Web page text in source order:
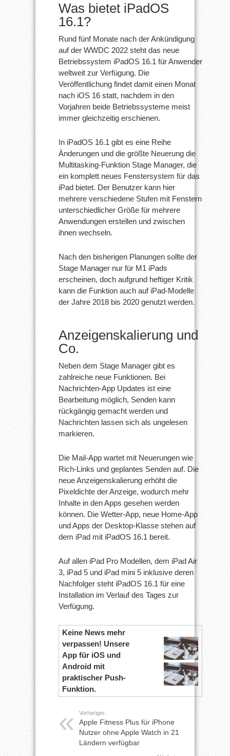
Was bietet iPadOS
16.1?
Rund fünf Monate nach der Ankündigung
auf der WWDC 2022 steht das neue
Betriebssystem iPadOS 16.1 für Anwender
weltweit zur Verfügung. Die
Veröffentlichung findet damit einen Monat
nach iOS 16 statt, nachdem in den
Vorjahren beide Betriebssysteme meist
immer gleichzeitig erschienen.
In iPadOS 16.1 gibt es eine Reihe
Änderungen und die größte Neuerung die
Multitasking-Funktion Stage Manager, die
ein komplett neues Fenstersystem für das
iPad bietet. Der Benutzer kann hier
mehrere verschiedene Stufen mit Fenstern
unterschiedlicher Größe für mehrere
Anwendungen erstellen und zwischen
ihnen wechseln.
Nach den bisherigen Planungen sollte der
Stage Manager nur für M1 iPads
erscheinen, doch aufgrund heftiger Kritik
kann die Funktion auch auf iPad-Modelle
der Jahre 2018 bis 2020 genutzt werden.
Anzeigenskalierung und
Co.
Neben dem Stage Manager gibt es
zahlreiche neue Funktionen. Bei
Nachrichten-App Updates ist eine
Bearbeitung möglich, Senden kann
rückgängig gemacht werden und
Nachrichten lassen sich als ungelesen
markieren.
Die Mail-App wartet mit Neuerungen wie
Rich-Links und geplantes Senden auf. Die
neue Anzeigenskalierung erhöht die
Pixeldichte der Anzeige, wodurch mehr
Inhalte in den Apps gesehen werden
können. Die Wetter-App, neue Home-App
und Apps der Desktop-Klasse stehen auf
dem iPad mit iPadOS 16.1 bereit.
Auf allen iPad Pro Modellen, dem iPad Air
3, iPad 5 und iPad mini 5 inklusive deren
Nachfolger steht iPadOS 16.1 für eine
Installation im Verlauf des Tages zur
Verfügung.
Keine News mehr
verpassen! Unsere
App für iOS und
Android mit
praktischer Push-
Funktion.
Vorheriger:
Apple Fitness Plus für iPhone
Nutzer ohne Apple Watch in 21
Ländern verfügbar